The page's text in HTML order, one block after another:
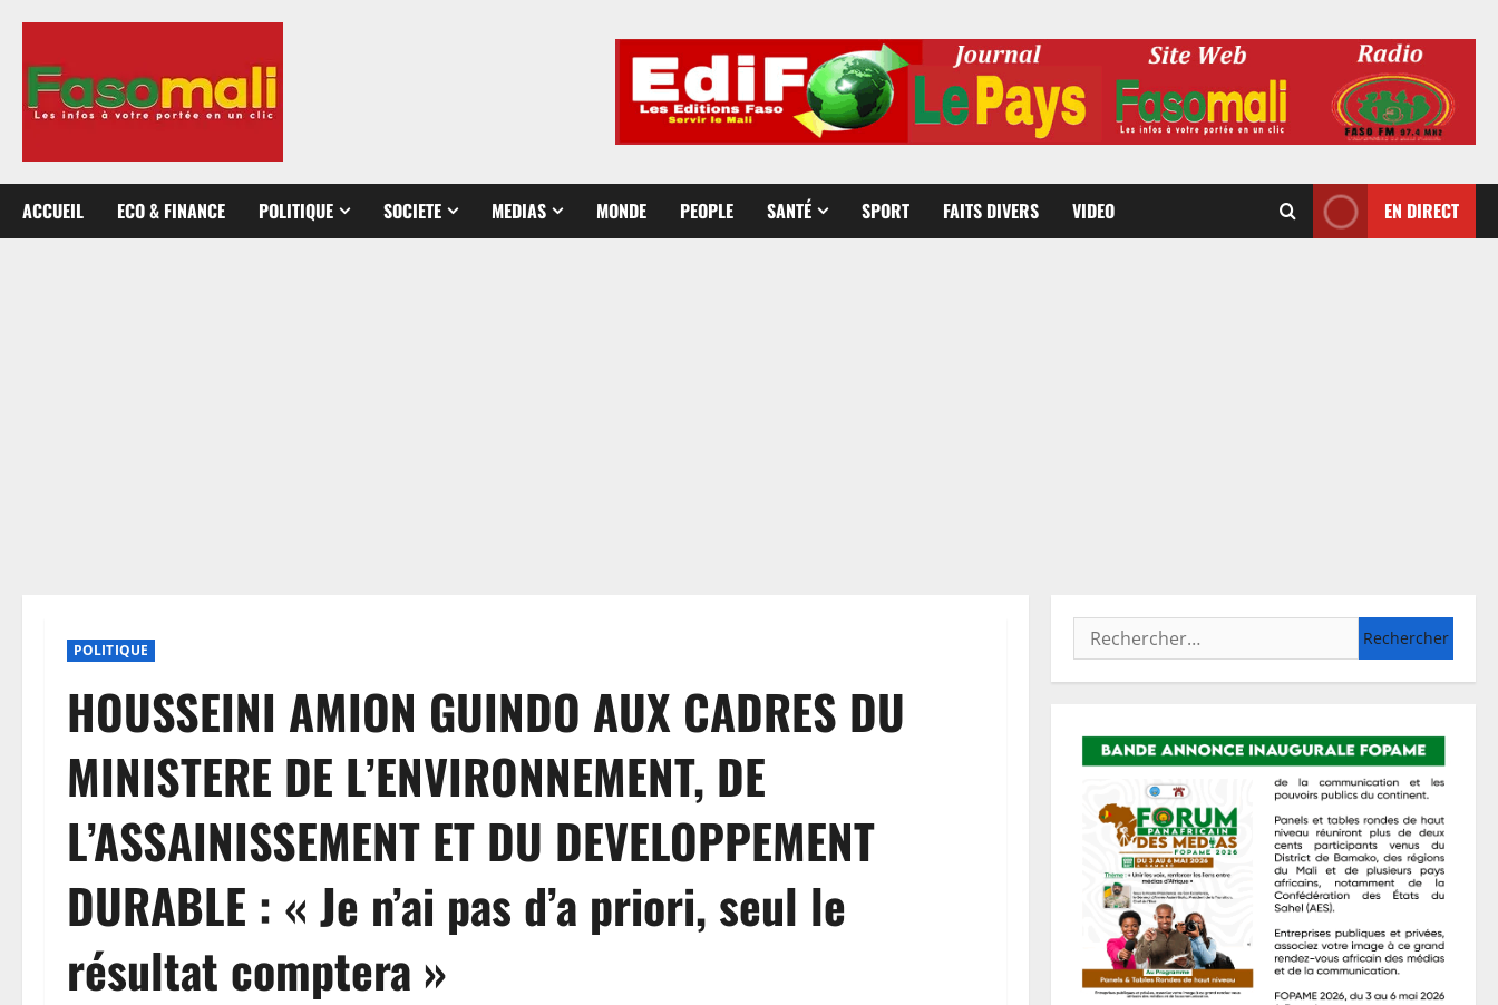
contenu
ACCUEIL ECO & FINANCE POLITIQUE SOCIETE MEDIAS MONDE PEOPLE SANTÉ SPORT FAITS DIVERS VIDEO EN DIRECT
POLITIQUE
HOUSSEINI AMION GUINDO AUX CADRES DU
MINISTERE DE L’ENVIRONNEMENT, DE
L’ASSAINISSEMENT ET DU DEVELOPPEMENT
DURABLE : « Je n’ai pas d’a priori, seul le
résultat comptera »
Rechercher :